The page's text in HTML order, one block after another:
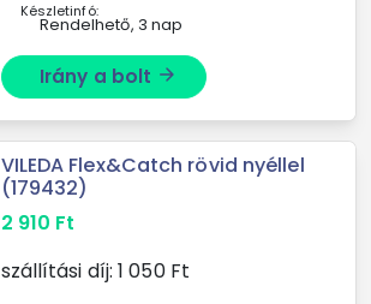
Készletinfó:
Rendelhető, 3 nap
Irány a bolt arrow_forward
VILEDA Flex&Catch rövid nyéllel
(179432)
2 910 Ft
szállítási díj: 1 050Ft